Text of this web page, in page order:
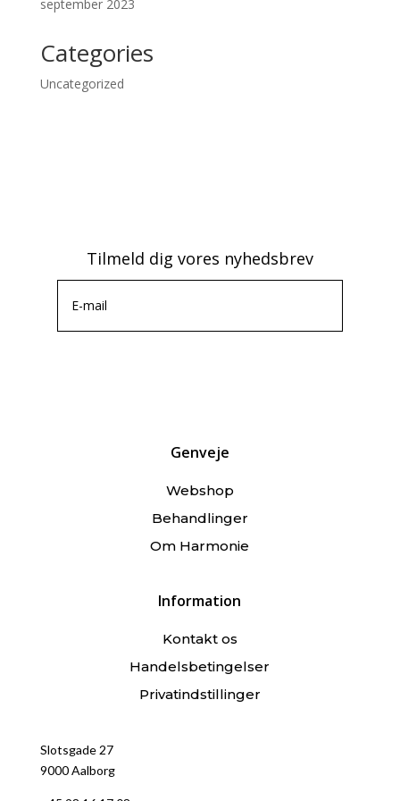
september 2023
Categories
Uncategorized
Tilmeld dig vores nyhedsbrev
Genveje
Webshop
Behandlinger
Om Harmonie
Information
Kontakt os
Handelsbetingelser
Privatindstillinger
Slotsgade 27
9000 Aalborg